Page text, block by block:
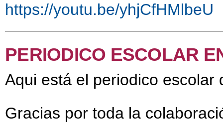
https://youtu.be/yhjCfHMlbeU
PERIODICO ESCOLAR
Aqui está el periodico
Gracias por toda la